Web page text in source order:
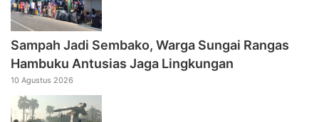
Sampah Jadi Sembako, Warga Sungai Rangas
Hambuku Antusias Jaga Lingkungan
10 Agustus 2026